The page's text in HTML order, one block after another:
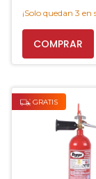
¡Solo quedan 3 en
COMPRAR
GRATIS